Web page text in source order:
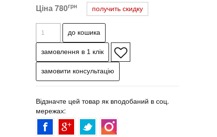
при ударі твердим предметом, наприклад
ножицями або бритвою.
Не використовуйте лужні барвники,
відбілювачі або хімічні засоби для хімічної
завивки.
Термостійкість до 120 градусів за
Цельсієм.
Не використовувати з прасками для
волосся.
Ціна780грн получить скидку
Відзначте цей товар як вподобаний в соц.
мережах: